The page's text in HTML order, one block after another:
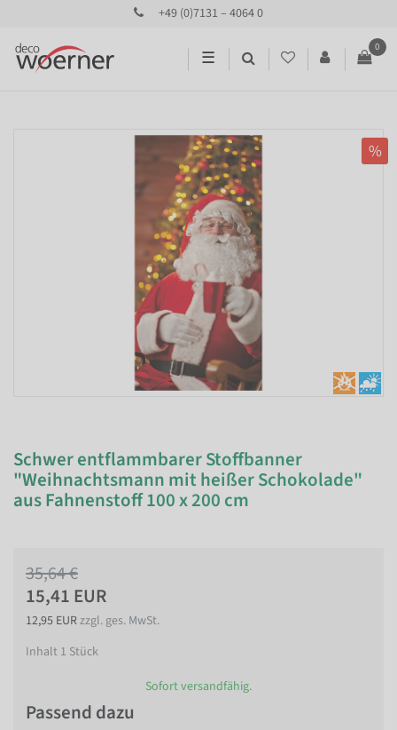
+49 (0)7131 – 4064 0
☰
0
%
Schwer entflammbarer Stoffbanner
"Weihnachtsmann mit heißer Schokolade"
aus Fahnenstoff 100 x 200 cm
35,64 €
15,41 EUR
12,95 EURzzgl. ges. MwSt.
Inhalt 1 Stück
Sofort versandfähig.
Passend dazu